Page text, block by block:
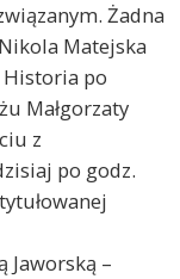
Żadna
Matejska
po
Małgorzaty
z
po godz.
Jaworską –